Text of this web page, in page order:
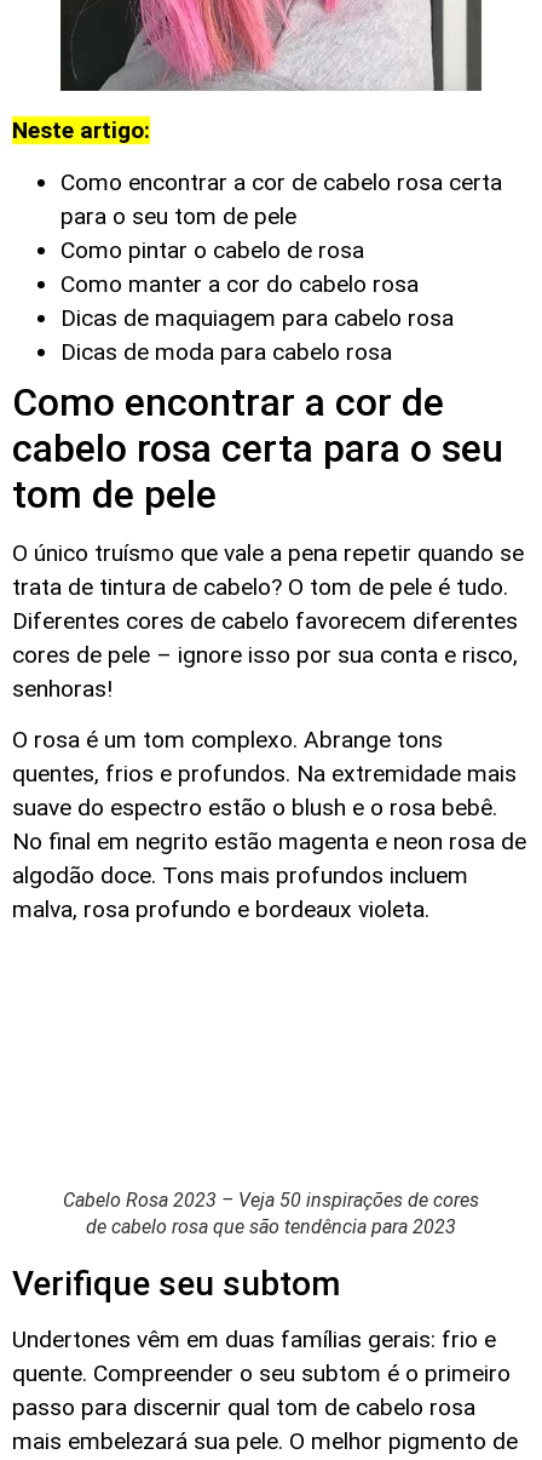
Neste artigo:
Como encontrar a cor de cabelo rosa certa
para o seu tom de pele
Como pintar o cabelo de rosa
Como manter a cor do cabelo rosa
Dicas de maquiagem para cabelo rosa
Dicas de moda para cabelo rosa
Como encontrar a cor de
cabelo rosa certa para o seu
tom de pele
O único truísmo que vale a pena repetir quando se
trata de tintura de cabelo? O tom de pele é tudo.
Diferentes cores de cabelo favorecem diferentes
cores de pele – ignore isso por sua conta e risco,
senhoras!
O rosa é um tom complexo. Abrange tons
quentes, frios e profundos. Na extremidade mais
suave do espectro estão o blush e o rosa bebê.
No final em negrito estão magenta e neon rosa de
algodão doce. Tons mais profundos incluem
malva, rosa profundo e bordeaux violeta.
Cabelo Rosa 2023 – Veja 50 inspirações de cores
de cabelo rosa que são tendência para 2023
Verifique seu subtom
Undertones vêm em duas famílias gerais: frio e
quente. Compreender o seu subtom é o primeiro
passo para discernir qual tom de cabelo rosa
mais embelezará sua pele. O melhor pigmento de